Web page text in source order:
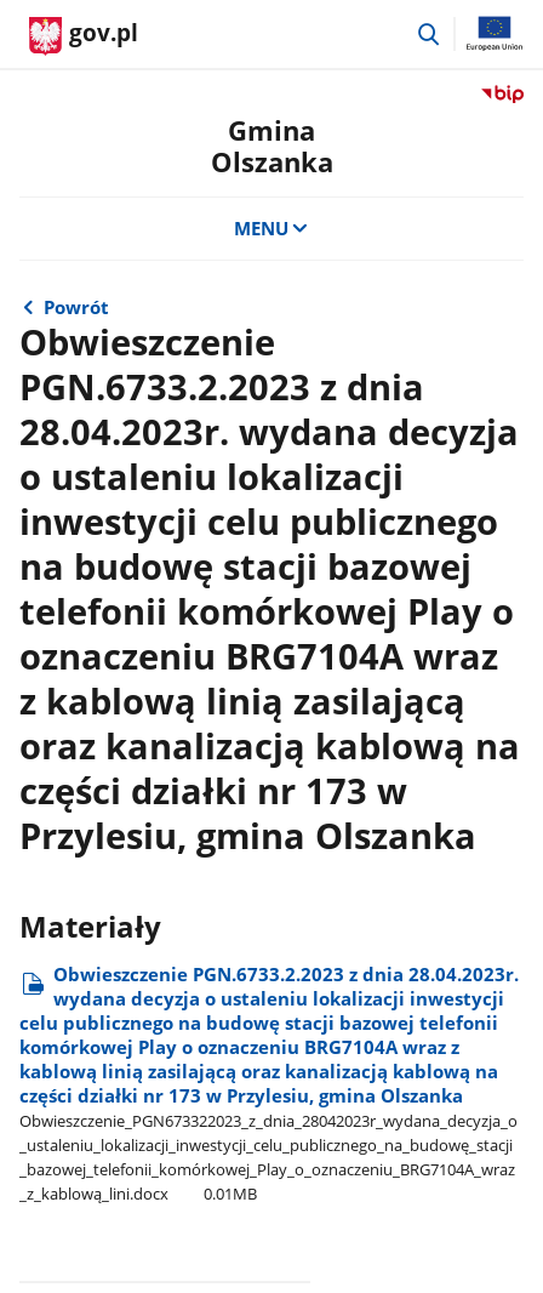
gov.pl
przejdź
Przejdź
Gmina
Olszanka
MENU
Powrót
Obwieszczenie
PGN.6733.2.2023 z dnia
28.04.2023r. wydana decyzja
o ustaleniu lokalizacji
inwestycji celu publicznego
na budowę stacji bazowej
telefonii komórkowej Play o
oznaczeniu BRG7104A wraz
z kablową linią zasilającą
oraz kanalizacją kablową na
części działki nr 173 w
Przylesiu, gmina Olszanka
Materiały
Obwieszczenie PGN.6733.2.2023 z dnia 28.04.2023r.
wydana decyzja o ustaleniu lokalizacji inwestycji
celu publicznego na budowę stacji bazowej telefonii
komórkowej Play o oznaczeniu BRG7104A wraz z
kablową linią zasilającą oraz kanalizacją kablową na
części działki nr 173 w Przylesiu, gmina Olszanka
Obwieszczenie​_PGN673322023​_z​_dnia​_28042023r​_wydana​_decyzja​_o​
_ustaleniu​_lokalizacji​_inwestycji​_celu​_publicznego​_na​_budowę​_stacji​
_bazowej​_telefonii​_komórkowej​_Play​_o​_oznaczeniu​_BRG7104A​_wraz​
_z​_kablową​_lini.docx
0.01MB